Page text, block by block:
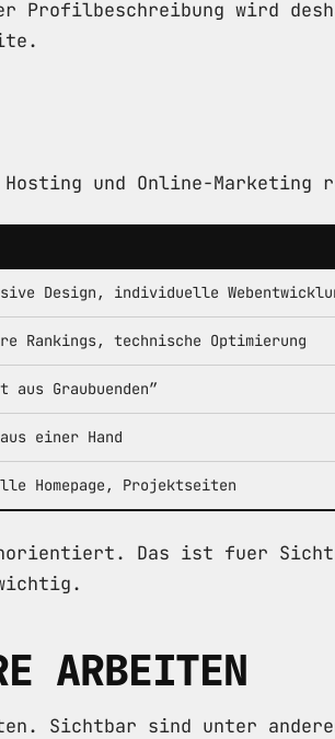
Profilbeschreibung wird
und Online-Marketing
Design, individuelle
Rankings, technische Optimierung
Graubuenden”
einer Hand
Homepage, Projektseiten
Das ist fuer
ARBEITEN
Sichtbar sind unter